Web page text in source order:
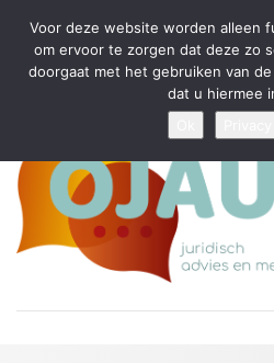
Tijdelijke stop: wegens drukte kan ik
en vragen
Algemene Voorwaarden
Voor deze website worden alleen
om ervoor te zorgen dat deze zo
doorgaat met het gebruiken van
dat u hiermee